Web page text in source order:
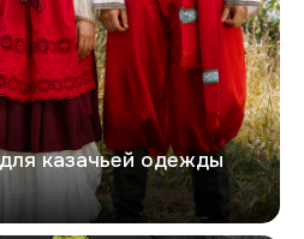
казачьей одежды